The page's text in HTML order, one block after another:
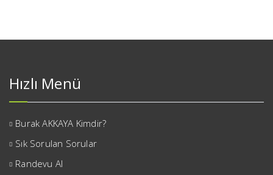
Hızlı Menü
Burak AKKAYA Kimdir?
Sık Sorulan Sorular
Randevu Al